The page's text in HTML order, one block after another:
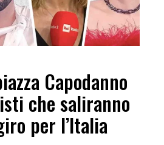
Capodanno
che saliranno
per l’Italia